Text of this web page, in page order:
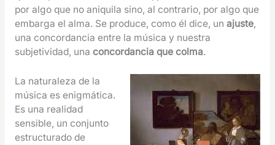
por algo que no aniquila sino, al contrario, por algo que
embarga el alma. Se produce, como él dice, un ajuste,
una concordancia entre la música y nuestra
subjetividad, una concordancia que colma.
La naturaleza de la
música es enigmática.
Es una realidad
sensible, un conjunto
estructurado de